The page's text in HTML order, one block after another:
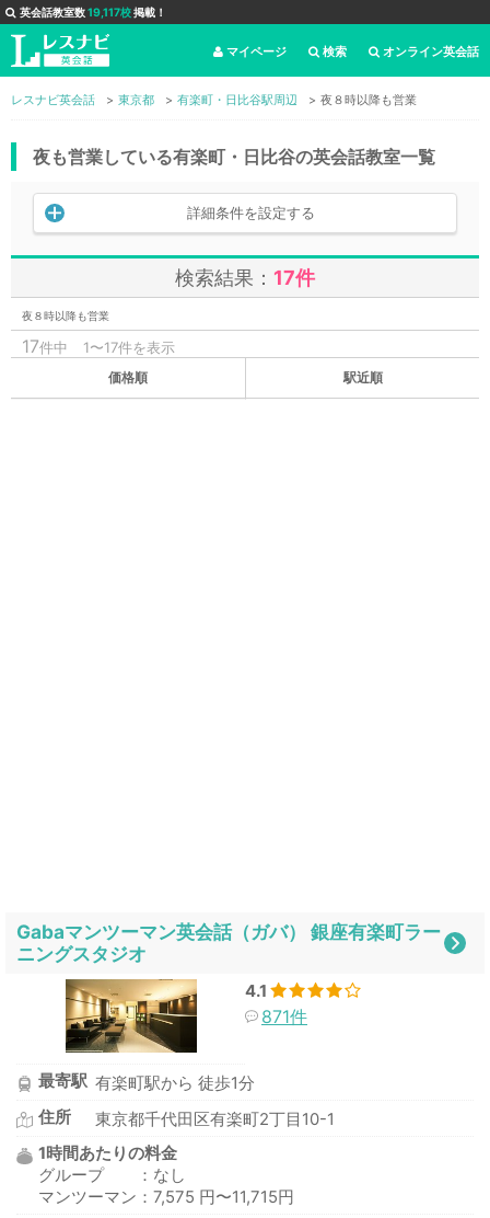
英会話教室数19,117校掲載！
オンライン英会話
検索
マイページ
レスナビ英会話 東京都 有楽町・日比谷駅周辺 夜８時以降も営業
夜も営業している有楽町・日比谷の英会話教室一覧
詳細条件を設定する
検索結果： 17件
夜８時以降も営業
17件中 1〜17件を表示
価格順 駅近順
Gabaマンツーマン英会話（ガバ） 銀座有楽町ラー
ニングスタジオ
4.1
871件
最寄駅 有楽町駅から 徒歩1分
住所
東京都千代田区有楽町2丁目10-1
1時間あたりの料金
グループ ：なし
マンツーマン：7,575 円〜11,715円